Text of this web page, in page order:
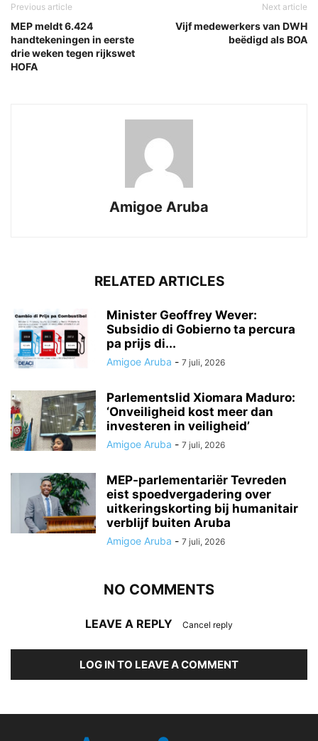
Previous article
MEP meldt 6.424
handtekeningen in eerste
drie weken tegen rijkswet
HOFA
Next article
Vijf medewerkers van DWH
beëdigd als BOA
Amigoe Aruba
RELATED ARTICLES
Minister Geoffrey Wever:
Subsidio di Gobierno ta percura
pa prijs di...
Amigoe Aruba - 7 juli, 2026
Parlementslid Xiomara Maduro:
‘Onveiligheid kost meer dan
investeren in veiligheid’
Amigoe Aruba - 7 juli, 2026
MEP-parlementariër Tevreden
eist spoedvergadering over
uitkeringskorting bij humanitair
verblijf buiten Aruba
Amigoe Aruba - 7 juli, 2026
NO COMMENTS
LEAVE A REPLY Cancel reply
LOG IN TO LEAVE A COMMENT